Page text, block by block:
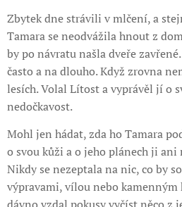
Zbytek dne strávili v mlčení, a
Tamara se neodvážila hnout z
by po návratu našla dveře
často a na dlouho. Když zrovna
lesích. Volal Lítost a vyprávěl jí o
nedočkavost.
Mohl jen hádat, zda ho Tamara
o svou kůži a o jeho plánech ji ani
Nikdy se nezeptala na nic, co by
výpravami, vílou nebo kamenným